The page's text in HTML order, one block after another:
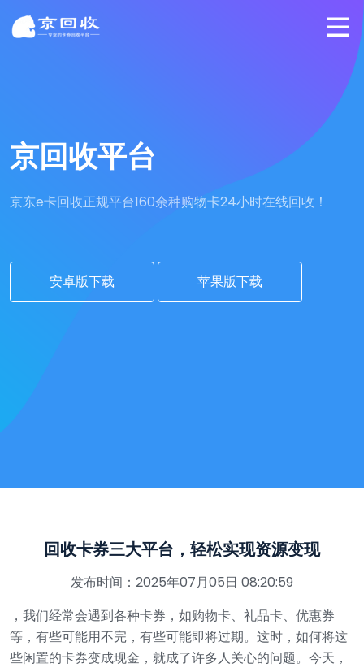
京回收平台
京东e卡回收正规平台160余种购物卡24小时在线回收！
安卓版下载 苹果版下载
回收卡券三大平台，轻松实现资源变现
发布时间：2025年07月05日 08:20:59
，我们经常会遇到各种卡券，如购物卡、礼品卡、优惠券
等，有些可能用不完，有些可能即将过期。这时，如何将这
些闲置的卡券变成现金，就成了许多人关心的问题。今天，